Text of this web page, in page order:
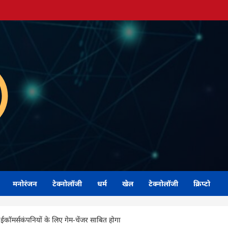
मनोरंजन टेक्नोलॉजी धर्म खेल टेक्नोलॉजी क्रिप्टो
के लिए गेम-चेंजर साबित होगा